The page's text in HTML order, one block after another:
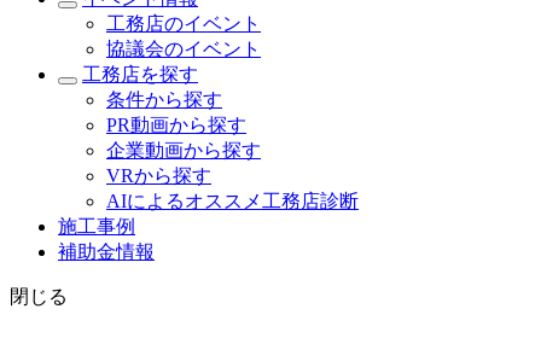
工務店のイベント
協議会のイベント
工務店を探す
条件から探す
PR動画から探す
企業動画から探す
VRから探す
AIによるオススメ工務店診断
施工事例
補助金情報
閉じる